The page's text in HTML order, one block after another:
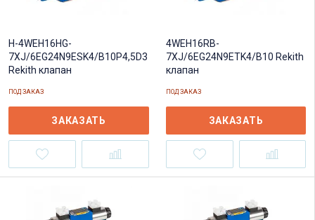
H-4WEH16HG-
7XJ/6EG24N9ESK4/B10P4,5D3
Rekith клапан
ПОД ЗАКАЗ
ЗАКАЗАТЬ
4WEH16RB-
7XJ/6EG24N9ETK4/B10 Rekith
клапан
ПОД ЗАКАЗ
ЗАКАЗАТЬ